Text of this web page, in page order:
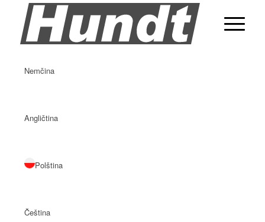
Nemčina
Angličtina
Polština
Čeština